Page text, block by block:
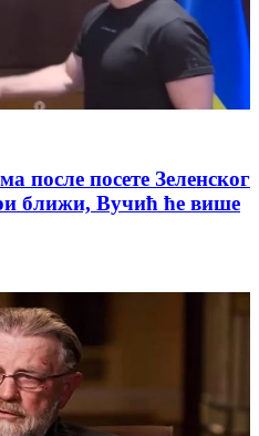
после посете Зеленског
ближи, Вучић ће више